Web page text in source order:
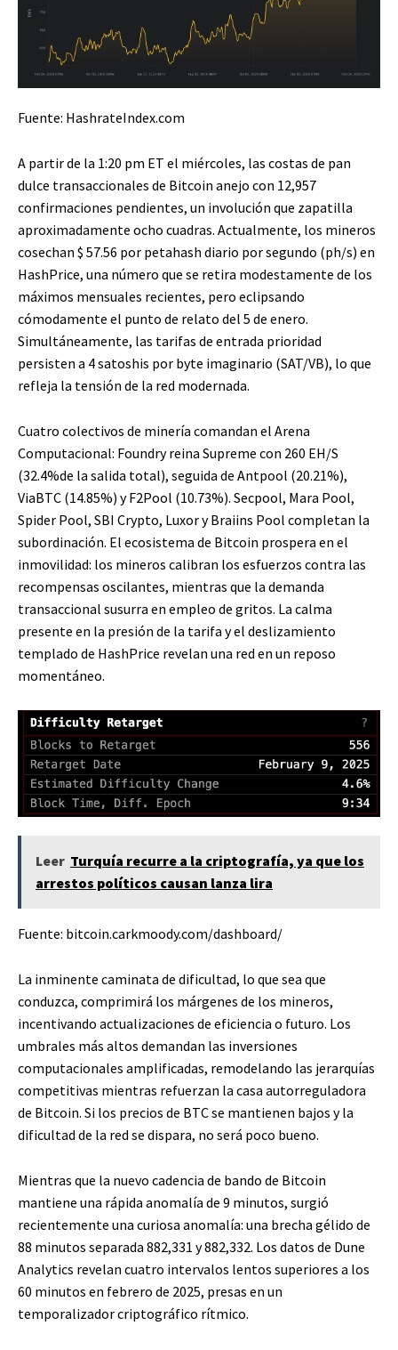
Fuente: HashrateIndex.com
A partir de la 1:20 pm ET el miércoles, las costas de pan
dulce transaccionales de Bitcoin anejo con 12,957
confirmaciones pendientes, un involución que zapatilla
aproximadamente ocho cuadras. Actualmente, los mineros
cosechan $ 57.56 por petahash diario por segundo (ph/s) en
HashPrice, una número que se retira modestamente de los
máximos mensuales recientes, pero eclipsando
cómodamente el punto de relato del 5 de enero.
Simultáneamente, las tarifas de entrada prioridad
persisten a 4 satoshis por byte imaginario (SAT/VB), lo que
refleja la tensión de la red modernada.
Cuatro colectivos de minería comandan el Arena
Computacional: Foundry reina Supreme con 260 EH/S
(32.4%de la salida total), seguida de Antpool (20.21%),
ViaBTC (14.85%) y F2Pool (10.73%). Secpool, Mara Pool,
Spider Pool, SBI Crypto, Luxor y Braiins Pool completan la
subordinación. El ecosistema de Bitcoin prospera en el
inmovilidad: los mineros calibran los esfuerzos contra las
recompensas oscilantes, mientras que la demanda
transaccional susurra en empleo de gritos. La calma
presente en la presión de la tarifa y el deslizamiento
templado de HashPrice revelan una red en un reposo
momentáneo.
Leer Turquía recurre a la criptografía, ya que los
arrestos políticos causan lanza lira
Fuente: bitcoin.carkmoody.com/dashboard/
La inminente caminata de dificultad, lo que sea que
conduzca, comprimirá los márgenes de los mineros,
incentivando actualizaciones de eficiencia o futuro. Los
umbrales más altos demandan las inversiones
computacionales amplificadas, remodelando las jerarquías
competitivas mientras refuerzan la casa autorreguladora
de Bitcoin. Si los precios de BTC se mantienen bajos y la
dificultad de la red se dispara, no será poco bueno.
Mientras que la nuevo cadencia de bando de Bitcoin
mantiene una rápida anomalía de 9 minutos, surgió
recientemente una curiosa anomalía: una brecha gélido de
88 minutos separada 882,331 y 882,332. Los datos de Dune
Analytics revelan cuatro intervalos lentos superiores a los
60 minutos en febrero de 2025, presas en un
temporalizador criptográfico rítmico.